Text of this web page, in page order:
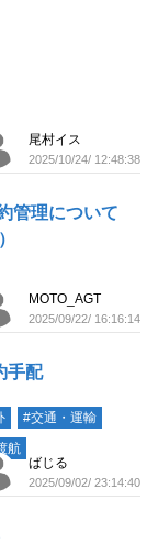
尾村イス
2025/10/24/ 12:48:38
管理について
MOTO_AGT
2025/09/22/ 16:16:14
手配
#交通・運輸
航
ばじる
2025/09/02/ 23:14:40